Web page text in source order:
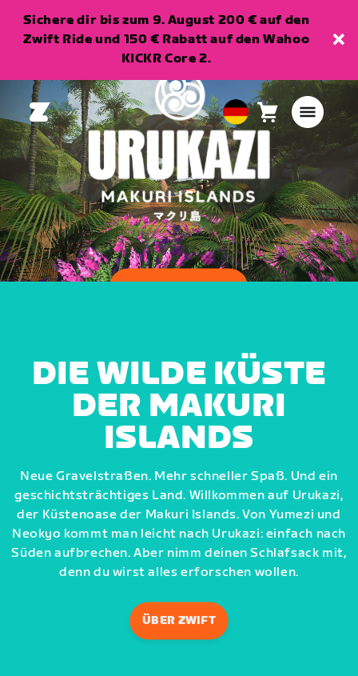
Sichere dir bis zum 9. August 200 € auf den
Zwift Ride und 150 € Rabatt auf den Wahoo
KICKR Core 2.
European
Union
Deutsch
Warenkorb 0
DIE WILDE KÜSTE
DER MAKURI
ISLANDS
Neue Gravelstraßen. Mehr schneller Spaß. Und ein
geschichtsträchtiges Land. Willkommen auf Urukazi,
der Küstenoase der Makuri Islands. Von Yumezi und
Neokyo kommt man leicht nach Urukazi: einfach nach
Süden aufbrechen. Aber nimm deinen Schlafsack mit,
denn du wirst alles erforschen wollen.
ÜBER ZWIFT